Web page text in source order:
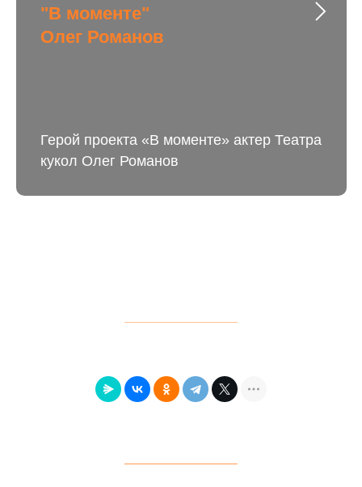
"В моменте"
Олег Романов
Герой проекта «В моменте» актер Театра
кукол Олег Романов